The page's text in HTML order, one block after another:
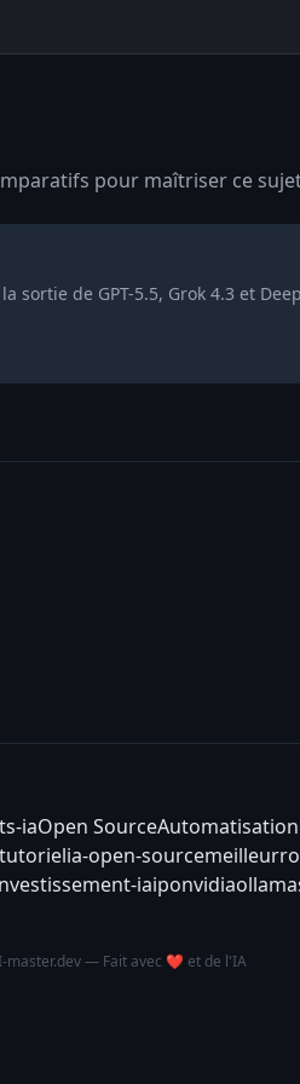
pour maîtriser ce sujet
sortie de GPT-5.5, Grok 4.3 et
iaOpen SourceAutomatisation
tutorielia-open-sourcemeilleur
iaiponvidiaollama
master.dev — Fait avec ❤️ et de l'IA